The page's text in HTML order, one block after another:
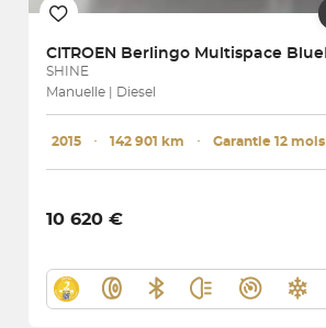
CITROEN
SHINE
Manuelle | Diesel
2015 ･ 142 901 km ･ Garantie 12 mois
10 620 €